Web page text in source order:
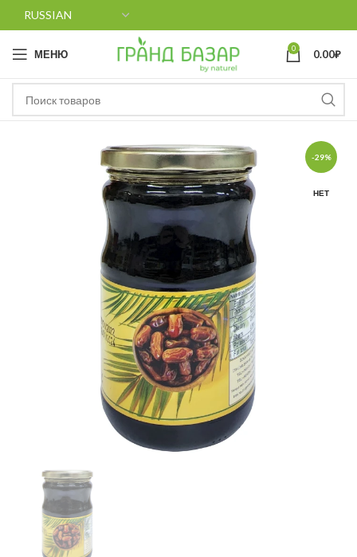
МЕНЮ 0 0.00₽
-29%
НЕТ